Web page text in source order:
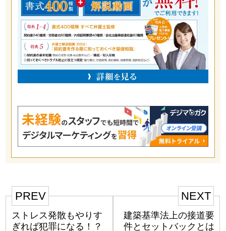
PREV
ストレス発散もやりす
ぎれば犯罪になる！？
NEXT
建築基準法上の接道要
件とセットバックとは